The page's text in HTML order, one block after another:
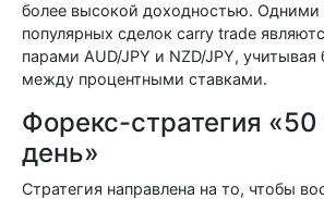
более высокой доходностью. Одними
популярных сделок carry trade
парами AUD/JPY и NZD/JPY,
между процентными ставками.
Форекс-стратегия «50
день»
Стратегия направлена ​​на то, чтобы